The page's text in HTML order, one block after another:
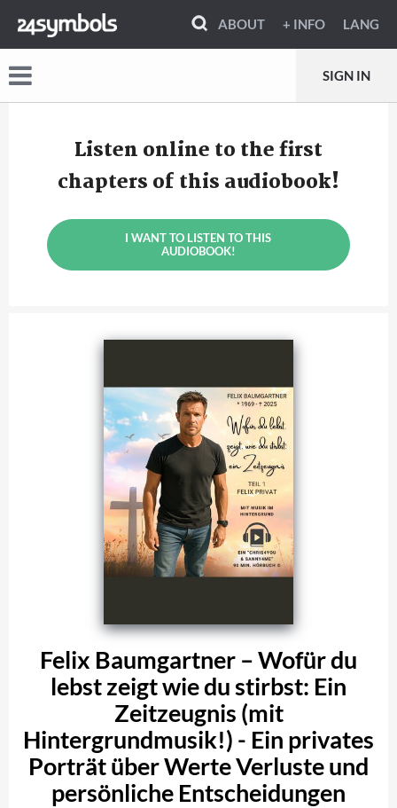
ABOUT + INFO LANG
SIGN IN
Listen online to the first
chapters of this audiobook!
I WANT TO LISTEN TO THIS
AUDIOBOOK!
Felix Baumgartner – Wofür du
lebst zeigt wie du stirbst: Ein
Zeitzeugnis (mit
Hintergrundmusik!) - Ein privates
Porträt über Werte Verluste und
persönliche Entscheidungen